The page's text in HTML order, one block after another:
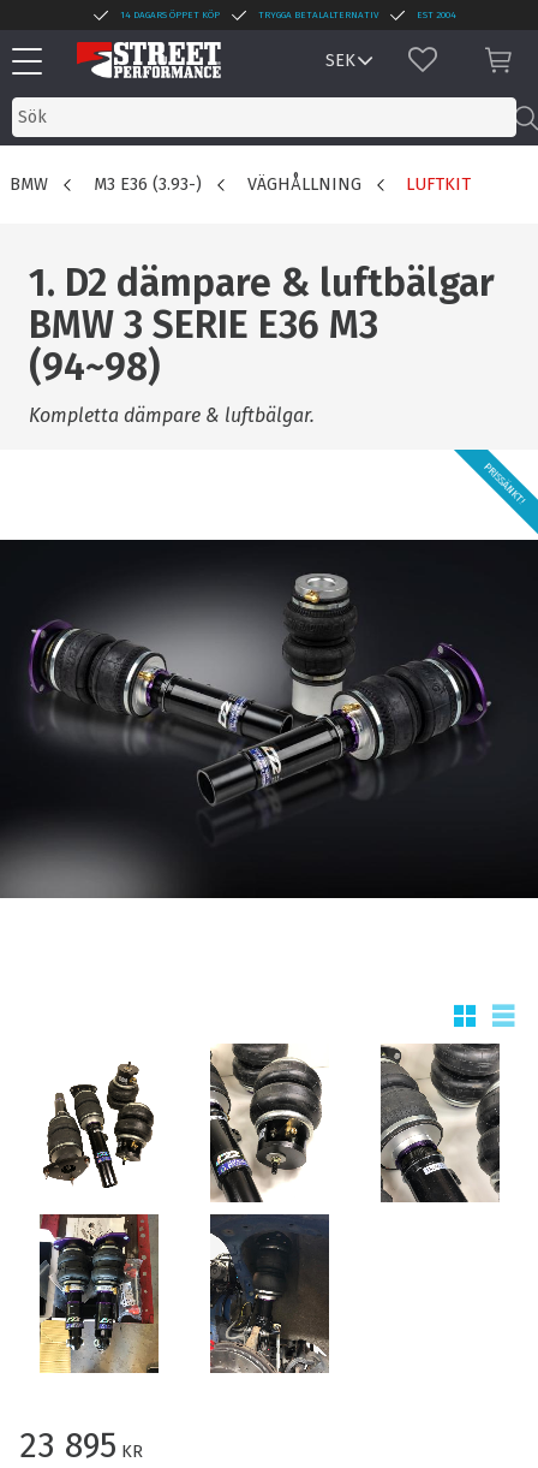
Meny
14 DAGARS ÖPPET KÖP TRYGGA BETALALTERNATIV EST 2004
FAVORITER
BMW M3 E36 (3.93-) VÄGHÅLLNING LUFTKIT
1. D2 dämpare & luftbälgar
BMW 3 SERIE E36 M3
(94~98)
Kompletta dämpare & luftbälgar.
PRISSÄNKT!
23 895 KR